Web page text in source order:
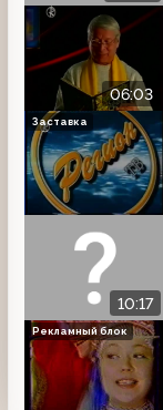
06:03
Заставка
10:17
Рекламный блок